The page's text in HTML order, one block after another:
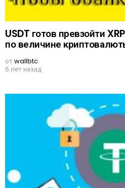
USDT готов превзойти
по величине
отwallbtc
6 лет назад